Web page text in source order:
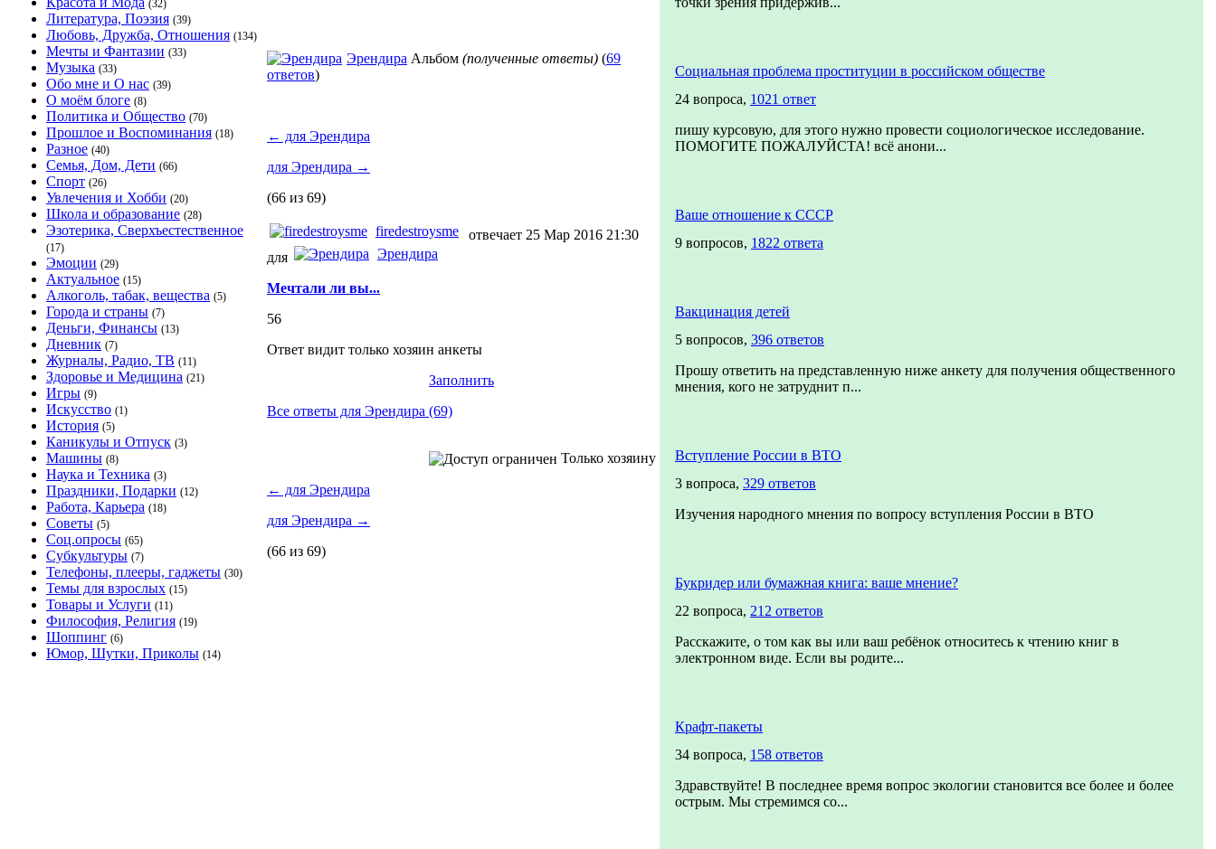
(32)
Литература, Поэзия (39)
Любовь, Дружба, Отношения (134)
Мечты и Фантазии (33)
Музыка (33)
Обо мне и О нас (39)
О моём блоге (8)
Политика и Общество (70)
Прошлое и Воспоминания (18)
Разное (40)
Семья, Дом, Дети (66)
Спорт (26)
Увлечения и Хобби (20)
Школа и образование (28)
Эзотерика, Сверхъестественное
(17)
Эмоции (29)
Актуальное (15)
Алкоголь, табак, вещества (5)
Города и страны (7)
Деньги, Финансы (13)
Дневник (7)
Журналы, Радио, ТВ (11)
Здоровье и Медицина (21)
Игры (9)
Искусство (1)
История (5)
Каникулы и Отпуск (3)
Машины (8)
Наука и Техника (3)
Праздники, Подарки (12)
Работа, Карьера (18)
Советы (5)
Соц.опросы (65)
Субкультуры (7)
Телефоны, плееры, гаджеты (30)
Темы для взрослых (15)
Товары и Услуги (11)
Философия, Религия (19)
Шоппинг (6)
Юмор, Шутки, Приколы (14)
Эрендира Альбом (полученные ответы) (69
ответов)
← для Эрендира
для Эрендира →
(66 из 69)
firedestroysme
отвечает 25 Мар 2016 21:30
для
Эрендира
Мечтали ли вы...
56
Ответ видит только хозяин анкеты
Заполнить
Все ответы для Эрендира (69)
Только хозяину
← для Эрендира
для Эрендира →
(66 из 69)
Социальная проблема проституции в российском обществе
24 вопроса, 1021 ответ
пишу курсовую, для этого нужно провести социологическое исследование.
ПОМОГИТЕ ПОЖАЛУЙСТА! всё анони...
Ваше отношение к СССР
9 вопросов, 1822 ответа
Вакцинация детей
5 вопросов, 396 ответов
Прошу ответить на представленную ниже анкету для получения общественного
мнения, кого не затруднит п...
Вступление России в ВТО
3 вопроса, 329 ответов
Изучения народного мнения по вопросу вступления России в ВТО
Букридер или бумажная книга: ваше мнение?
22 вопроса, 212 ответов
Расскажите, о том как вы или ваш ребёнок относитесь к чтению книг в
электронном виде. Если вы родите...
Крафт-пакеты
34 вопроса, 158 ответов
Здравствуйте! В последнее время вопрос экологии становится все более и более
острым. Мы стремимся со...